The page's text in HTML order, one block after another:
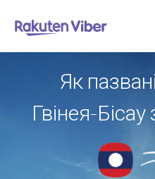
Як
Гвінея-